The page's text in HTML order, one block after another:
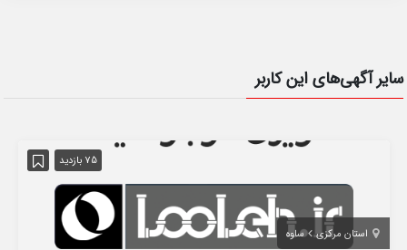
سایر آگهی‌های این کاربر
75 بازدید
استان مرکزی ساوه